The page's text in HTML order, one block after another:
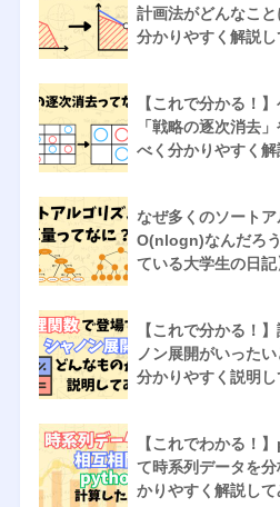
計画法がどんなこ
分かりやすく解説し
【これで分かる！
「戦略の逐次消去
べく分かりやすく
なぜ多くのソート
O(nlogn)なんだろ
ている大学生の日記
【これで分かる！
ノン展開がいった
分かりやすく説明し
【これでわかる！
て時系列データを
かりやすく解説して